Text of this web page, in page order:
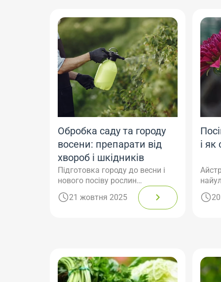
Тому посівний календар на
серпень 2026 стане у пригоді
всім, хто прагне грамотно
розпланувати роботи на ділянці.
Ваш
посіву.
Обробка саду та городу
восени: препарати від
хвороб і шкідників
Підготовка городу до весни і
нового посіву рослин
починається ще восени. Саме
від неї багато в чому залежить
успіх майбутнього врожаю.
патогенних мікроорганізмів і
шкідників, і полегшити собі
21 жовтня 2025
і